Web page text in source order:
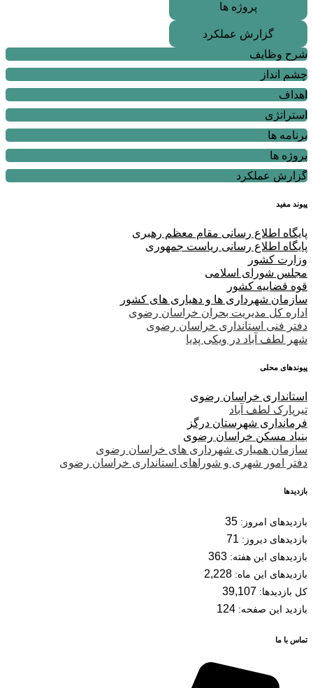
پروژه ها
گزارش عملکرد
شرح وظایف
چشم انداز
اهداف
استراتژی
برنامه ها
پروژه ها
گزارش عملکرد
پیوند مفید
پایگاه اطلاع رسانی مقام معظم رهبری
پایگاه اطلاع رسانی ریاست جمهوری
وزارت کشور
مجلس شورای اسلامی
قوه قضاییه کشور
سازمان شهرداری ها و دهیاری های کشور
اداره کل مدیریت بحران خراسان رضوی
دفتر فنی استانداری خراسان رضوی
شهر لطف آباد در ویکی پدیا
پیوندهای محلی
استانداری خراسان رضوی
تیرپارک لطف آباد
فرمانداری شهرستان درگز
بنیاد مسکن خراسان رضوی
سازمان همیاری شهرداری های خراسان رضوی
دفتر امور شهری و شوراهای استانداری خراسان رضوی
بازدیدها
بازدیدهای امروز: 35
بازدیدهای دیروز: 71
بازدیدهای این هفته: 363
بازدیدهای این ماه: 2,228
کل بازدیدها: 39,107
بازدید این صفحه: 124
تماس با ما